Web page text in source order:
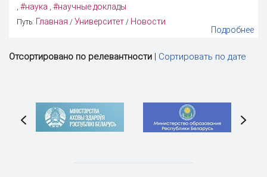
, #наука , #научные доклады
Путь: Главная / Университет / Новости
Подробнее
Отсортировано по релевантности | Сортировать по дате